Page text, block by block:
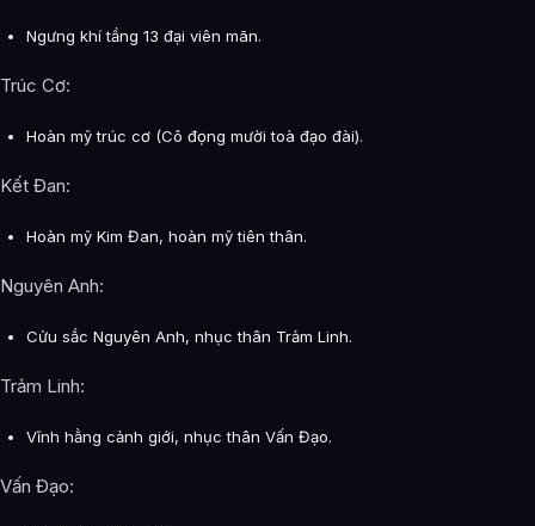
Ngưng khí tầng 13 đại viên mãn.
Trúc Cơ:
Hoàn mỹ trúc cơ (Cô đọng mười toà đạo đài).
Kết Đan:
Hoàn mỹ Kim Đan, hoàn mỹ tiên thân.
Nguyên Anh:
Cửu sắc Nguyên Anh, nhục thân Trảm Linh.
Trảm Linh:
Vĩnh hằng cảnh giới, nhục thân Vấn Đạo.
Vấn Đạo: